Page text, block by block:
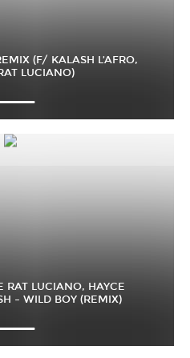
(F/ KALASH L’AFRO,
LUCIANO)
RAT LUCIANO, HAYCE
– WILD BOY (REMIX)